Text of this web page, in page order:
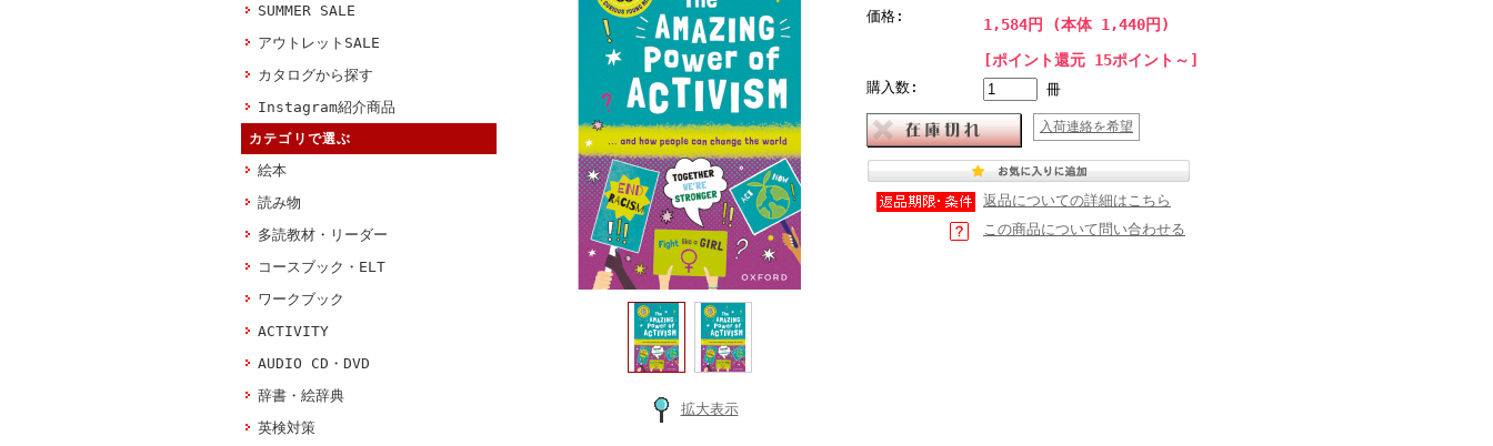
SUMMER SALE
アウトレットSALE
カタログから探す
Instagram紹介商品
カテゴリで選ぶ
絵本
読み物
多読教材・リーダー
コースブック・ELT
ワークブック
ACTIVITY
AUDIO CD・DVD
辞書・絵辞典
英検対策
拡大表示
価格:
1,584円 (本体 1,440円)
[ポイント還元 15ポイント～]
購入数: 冊
入荷連絡を希望
返品についての詳細はこちら
この商品について問い合わせる